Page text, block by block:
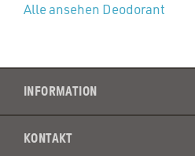
Alle ansehen Deodorant
INFORMATION
KONTAKT